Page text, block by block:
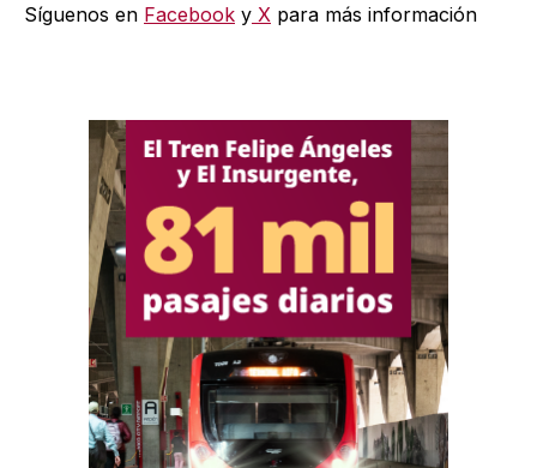
Síguenos en Facebook y X para más información